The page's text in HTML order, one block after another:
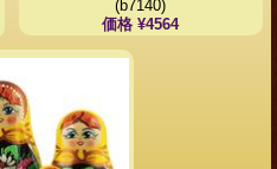
(b7140)
価格 ¥4564